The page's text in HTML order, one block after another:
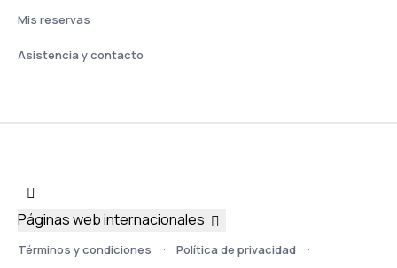
Mis reservas
Asistencia y contacto
Términos y condiciones Política de privacidad
Páginas web internacionales